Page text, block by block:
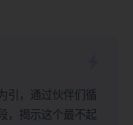
引，通过伙伴们循
，揭示这个最不起